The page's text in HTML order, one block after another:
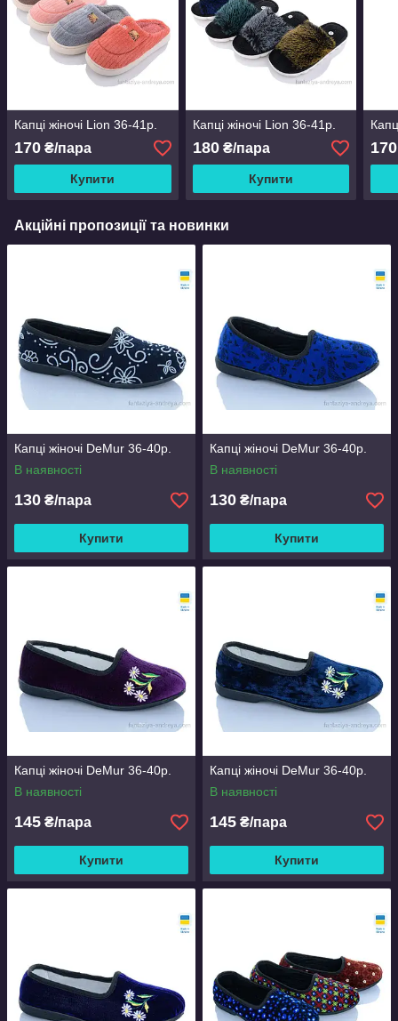
Капці жіночі Lion 36-41р.
170 ₴/пара
Купити
Капці жіночі Lion 36-41р.
180₴/пара
Купити
170
Акційні пропозиції та новинки
Капці жіночі DeMur 36-40р.
В наявності
130 ₴/пара
Купити
Капці жіночі DeMur 36-40р.
В наявності
130 ₴/пара
Купити
Капці жіночі DeMur 36-40р.
В наявності
145 ₴/пара
Купити
Капці жіночі DeMur 36-40р.
В наявності
145 ₴/пара
Купити